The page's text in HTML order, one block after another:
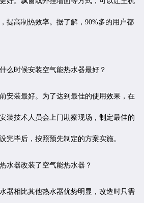
提高制热效率。据了解，90%多的用户都
么时候安装空气能热水器最好？
安装最好。为了达到最佳的使用效果，在
装技术人员会上门勘察现场，制定最佳的
完毕后，按照预先制定的方案实施。
水器改装了空气能热水器？
器相比其他热水器优势明显，改造时只需